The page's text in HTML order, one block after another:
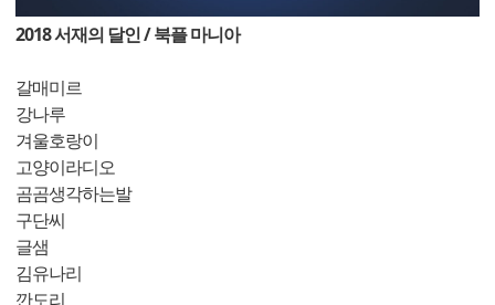
2018 서재의 달인 / 북플 마니아
갈매미르
강나루
겨울호랑이
고양이라디오
곰곰생각하는발
구단씨
글샘
김유나리
깐도리